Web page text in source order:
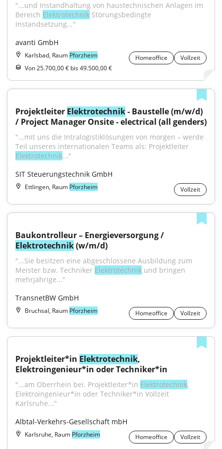
"...und Instandhaltung von haustechnischen Anlagen im
Bereich Elektrotechnik Störungsbedingte
Instandsetzung..."
avanti GmbH
Karlsbad, Raum Pforzheim Homeoffice
Vollzeit
Von 25.700,00 € bis 49.500,00 €
Projektleiter Elektrotechnik - Baustelle (m/w/d)
/ Project Manager Onsite - electrical (all genders)
"...mit uns die Intralogistiklösungen von morgen – werde
Elektrotechnik..."
SIT Steuerungstechnik GmbH
Ettlingen, Raum Pforzheim Vollzeit
Elektrotechnik (w/m/d)
"...Sie besitzen eine abgeschlossene Ausbildung zum
Meister bzw. Techniker Elektrotechnik und bringen
mehrjährige..."
TransnetBW GmbH
Bruchsal, Raum Pforzheim Homeoffice Vollzeit
Projektleiter*in Elektrotechnik,
Elektroingenieur*in oder Techniker*in
"...am Oberrhein bei. Projektleiter*in Elektrotechnik,
Elektroingenieur*in oder Techniker*in Vollzeit
Karlsruhe..."
Albtal-Verkehrs-Gesellschaft mbH
Karlsruhe, Raum Pforzheim Homeoffice Vollzeit